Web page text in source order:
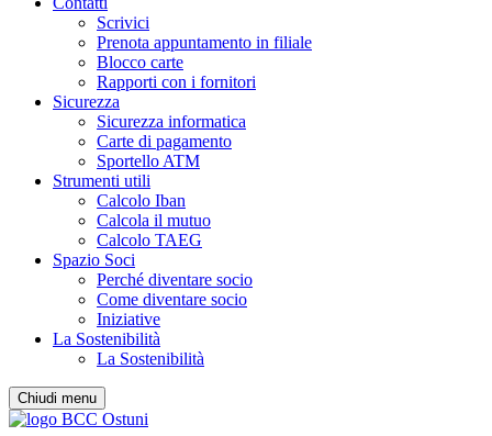
Scrivici
Prenota appuntamento in filiale
Blocco carte
Rapporti con i fornitori
Sicurezza
Sicurezza informatica
Carte di pagamento
Sportello ATM
Strumenti utili
Calcolo Iban
Calcola il mutuo
Calcolo TAEG
Spazio Soci
Perché diventare socio
Come diventare socio
Iniziative
La Sostenibilità
La Sostenibilità
Chiudi menu